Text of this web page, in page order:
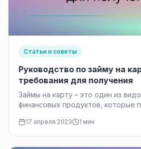
Статьи и советы
Руководство по займу на
требования для получения
Займы на карту – это один из
финансовых продуктов, которые
17 апреля 2023 1 мин